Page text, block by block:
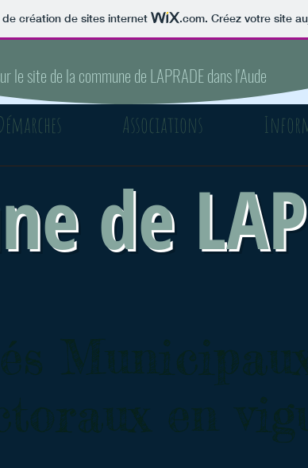
création de sites internet .com. Créez votre site
Associations
de
le site de la commune de LAPRADE dans l'Aude
en